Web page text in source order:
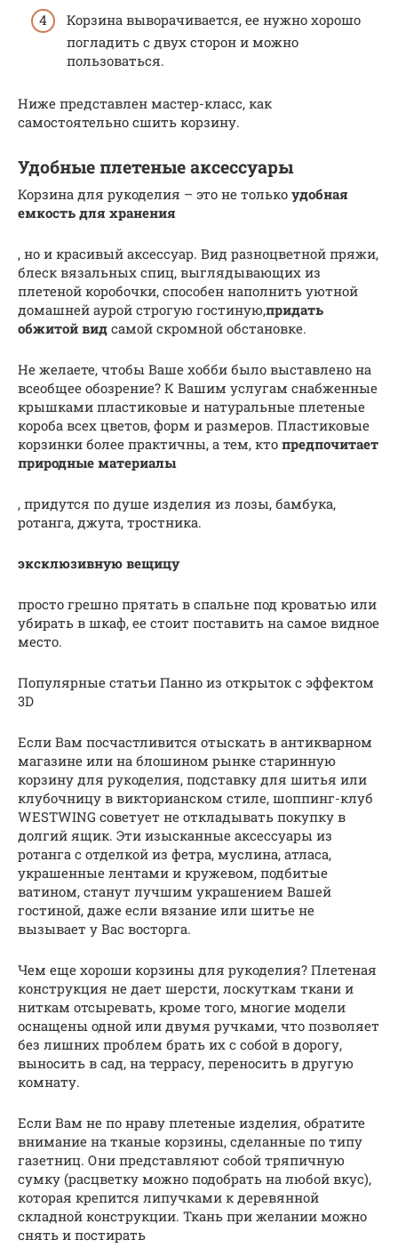
Корзина выворачивается, ее нужно хорошо
погладить с двух сторон и можно
пользоваться.
Ниже представлен мастер-класс, как
самостоятельно сшить корзину.
Удобные плетеные аксессуары
Корзина для рукоделия – это не только удобная
емкость для хранения
, но и красивый аксессуар. Вид разноцветной пряжи,
блеск вязальных спиц, выглядывающих из
плетеной коробочки, способен наполнить уютной
домашней аурой строгую гостиную,придать
обжитой вид самой скромной обстановке.
Не желаете, чтобы Ваше хобби было выставлено на
всеобщее обозрение? К Вашим услугам снабженные
крышками пластиковые и натуральные плетеные
короба всех цветов, форм и размеров. Пластиковые
корзинки более практичны, а тем, кто предпочитает
природные материалы
, придутся по душе изделия из лозы, бамбука,
ротанга, джута, тростника.
эксклюзивную вещицу
просто грешно прятать в спальне под кроватью или
убирать в шкаф, ее стоит поставить на самое видное
место.
Популярные статьи Панно из открыток с эффектом
3D
Если Вам посчастливится отыскать в антикварном
магазине или на блошином рынке старинную
корзину для рукоделия, подставку для шитья или
клубочницу в викторианском стиле, шоппинг-клуб
WESTWING советует не откладывать покупку в
долгий ящик. Эти изысканные аксессуары из
ротанга с отделкой из фетра, муслина, атласа,
украшенные лентами и кружевом, подбитые
ватином, станут лучшим украшением Вашей
гостиной, даже если вязание или шитье не
вызывает у Вас восторга.
Чем еще хороши корзины для рукоделия? Плетеная
конструкция не дает шерсти, лоскуткам ткани и
ниткам отсыревать, кроме того, многие модели
оснащены одной или двумя ручками, что позволяет
без лишних проблем брать их с собой в дорогу,
выносить в сад, на террасу, переносить в другую
комнату.
Если Вам не по нраву плетеные изделия, обратите
внимание на тканые корзины, сделанные по типу
газетниц. Они представляют собой тряпичную
сумку (расцветку можно подобрать на любой вкус),
которая крепится липучками к деревянной
складной конструкции. Ткань при желании можно
снять и постирать